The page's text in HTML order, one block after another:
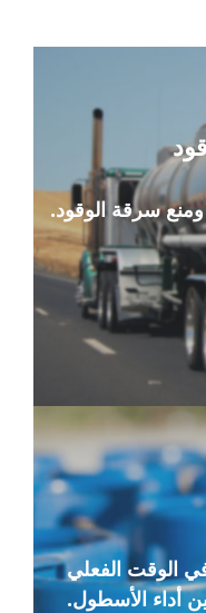
سرقة الوقود.
الوقت الفعلي
أداء الأسطول.